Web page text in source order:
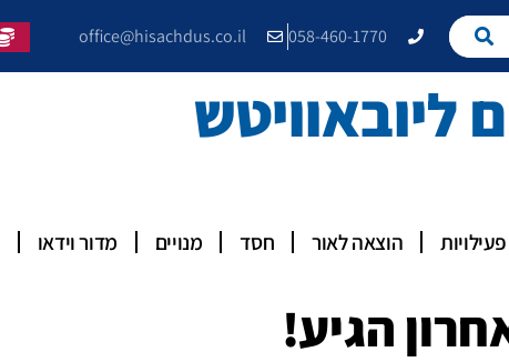
058-460-1770
office@hisachdus.co.il
פעילויות הוצאה לאור חסד מנויים מדור וידאו
הגיע!